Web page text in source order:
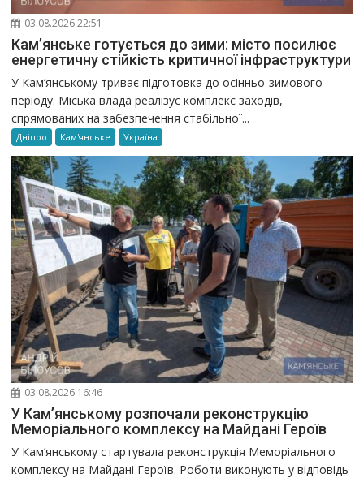
03.08.2026 22:51
Кам’янське готується до зими: місто посилює
енергетичну стійкість критичної інфраструктури
У Кам’янському триває підготовка до осінньо-зимового
періоду. Міська влада реалізує комплекс заходів,
спрямованих на забезпечення стабільної...
Дніпро Кам'янське Україна
03.08.2026 16:46
У Кам’янському розпочали реконструкцію
Меморіального комплексу на Майдані Героїв
У Кам’янському стартувала реконструкція Меморіального
комплексу на Майдані Героїв. Роботи виконують у відповідь